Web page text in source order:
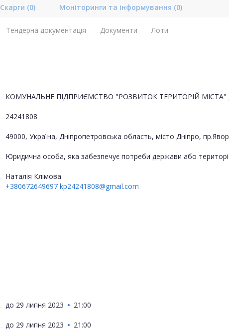
Скарги (0) Моніторинги та інформування (0)
Тендерна документація Документи Лоти
КОМУНАЛЬНЕ ПІДПРИЄМСТВО "РОЗВИТОК ТЕРИТОРІЙ МІСТА"
24241808
49000, Україна, Дніпропетровська область, місто Дніпро,
Юридична особа, яка забезпечує потреби держави або
Наталія Клімова
+380672649697 kp24241808@gmail.com
до 29 липня 2023 21:00
до 29 липня 2023 21:00